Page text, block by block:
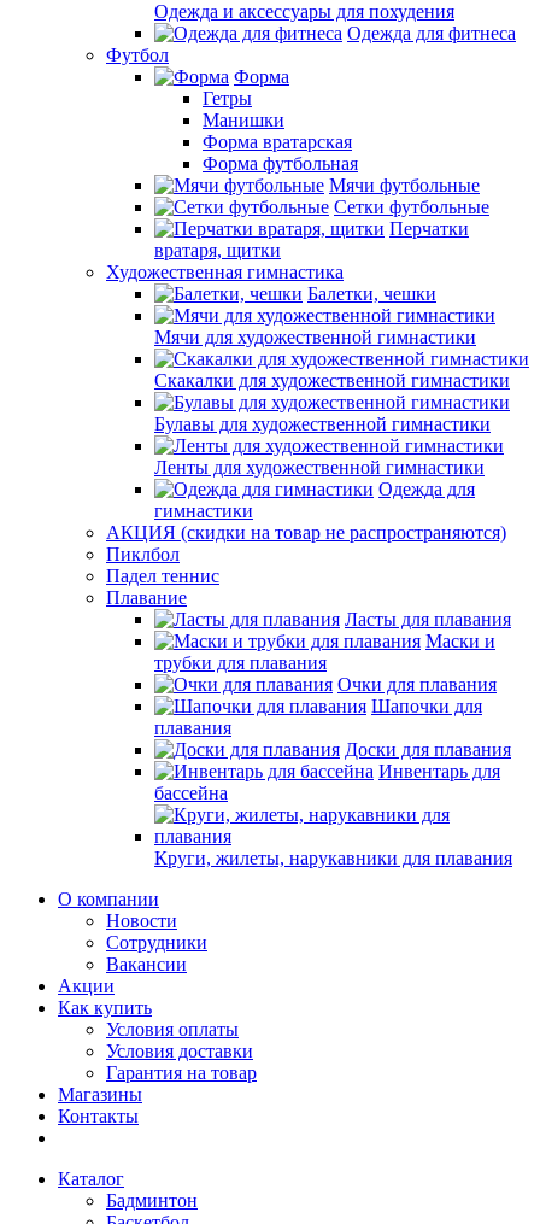
Одежда и аксессуары для похудения
Одежда для фитнеса
Футбол
Форма
Гетры
Манишки
Форма вратарская
Форма футбольная
Мячи футбольные
Сетки футбольные
Перчатки
вратаря, щитки
Художественная гимнастика
Балетки, чешки
Мячи для художественной гимнастики
Скакалки для художественной гимнастики
Булавы для художественной гимнастики
Ленты для художественной гимнастики
Одежда для
гимнастики
АКЦИЯ (скидки на товар не распространяются)
Пиклбол
Падел теннис
Плавание
Ласты для плавания
Маски и
трубки для плавания
Очки для плавания
Шапочки для
плавания
Доски для плавания
Инвентарь для
бассейна
Круги, жилеты, нарукавники для плавания
О компании
Новости
Сотрудники
Вакансии
Акции
Как купить
Условия оплаты
Условия доставки
Гарантия на товар
Магазины
Контакты
Каталог
Бадминтон